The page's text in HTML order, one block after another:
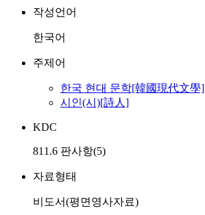
작성언어
한국어
주제어
한국 현대 문학[韓國現代文學]
시인(시)[詩人]
KDC
811.6 판사항(5)
자료형태
비도서(평면영사자료)